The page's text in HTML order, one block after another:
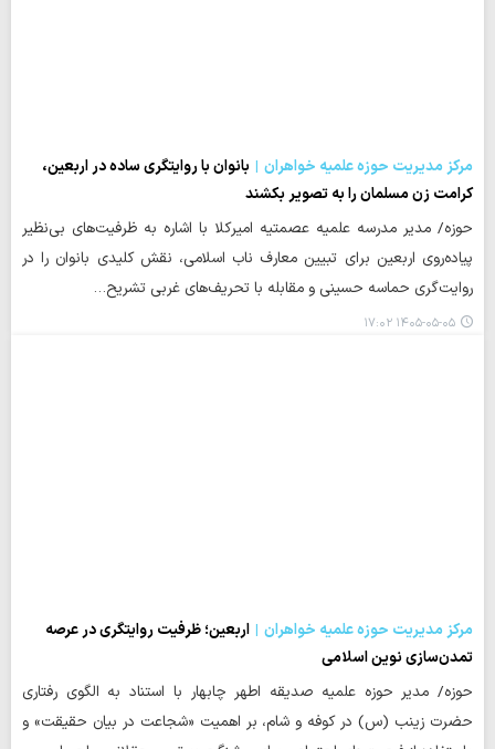
مرکز مدیریت حوزه علمیه خواهران
بانوان با روایتگری ساده در اربعین،
کرامت زن مسلمان را به تصویر بکشند
حوزه/ مدیر مدرسه علمیه عصمتیه امیرکلا با اشاره به ظرفیت‌های بی‌نظیر
پیاده‌روی اربعین برای تبیین معارف ناب اسلامی، نقش کلیدی بانوان را در
روایت‌گری حماسه حسینی و مقابله با تحریف‌های غربی تشریح…
۱۴۰۵-۰۵-۰۵ ۱۷:۰۲
مرکز مدیریت حوزه علمیه خواهران
اربعین؛ ظرفیت روایتگری در عرصه
تمدن‌سازی نوین اسلامی
حوزه/ مدیر حوزه علمیه صدیقه اطهر چابهار با استناد به الگوی رفتاری
حضرت زینب (س) در کوفه و شام، بر اهمیت «شجاعت در بیان حقیقت» و